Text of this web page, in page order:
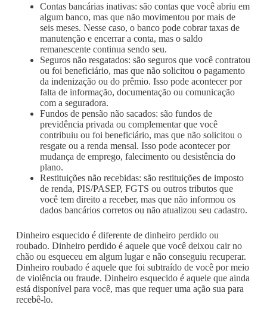
Contas bancárias inativas: são contas que você abriu em
algum banco, mas que não movimentou por mais de
seis meses. Nesse caso, o banco pode cobrar taxas de
manutenção e encerrar a conta, mas o saldo
remanescente continua sendo seu.
Seguros não resgatados: são seguros que você contratou
ou foi beneficiário, mas que não solicitou o pagamento
da indenização ou do prêmio. Isso pode acontecer por
falta de informação, documentação ou comunicação
com a seguradora.
Fundos de pensão não sacados: são fundos de
previdência privada ou complementar que você
contribuiu ou foi beneficiário, mas que não solicitou o
resgate ou a renda mensal. Isso pode acontecer por
mudança de emprego, falecimento ou desistência do
plano.
Restituições não recebidas: são restituições de imposto
de renda, PIS/PASEP, FGTS ou outros tributos que
você tem direito a receber, mas que não informou os
dados bancários corretos ou não atualizou seu cadastro.
Dinheiro esquecido é diferente de dinheiro perdido ou
roubado. Dinheiro perdido é aquele que você deixou cair no
chão ou esqueceu em algum lugar e não conseguiu recuperar.
Dinheiro roubado é aquele que foi subtraído de você por meio
de violência ou fraude. Dinheiro esquecido é aquele que ainda
está disponível para você, mas que requer uma ação sua para
recebê-lo.